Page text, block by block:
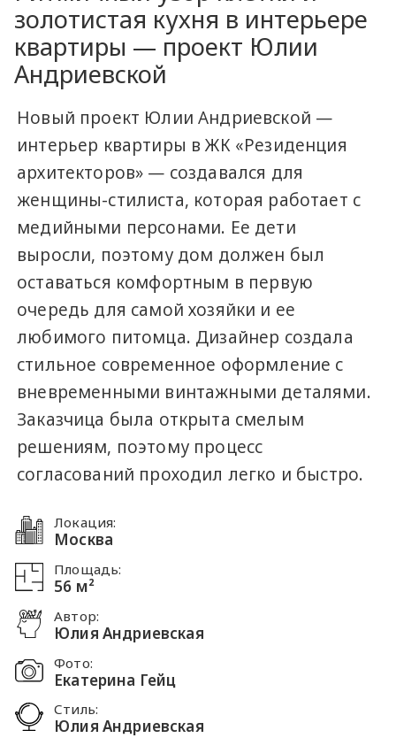
золотистая кухня в интерьере
квартиры — проект Юлии
Андриевской
Новый проект Юлии Андриевской —
интерьер квартиры в ЖК «Резиденция
архитекторов» — создавался для
женщины-стилиста, которая работает с
медийными персонами. Ее дети
выросли, поэтому дом должен был
оставаться комфортным в первую
очередь для самой хозяйки и ее
любимого питомца. Дизайнер создала
стильное современное оформление с
вневременными винтажными деталями.
Заказчица была открыта смелым
решениям, поэтому процесс
согласований проходил легко и быстро.
Локация:
Москва
Площадь:
56 м²
Автор:
Юлия Андриевская
Фото:
Екатерина Гейц
Стиль:
Юлия Андриевская